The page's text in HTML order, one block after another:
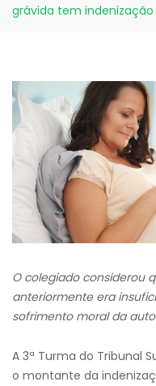
grávida tem
O colegiado considerou
anteriormente era
sofrimento moral da
A 3ª Turma do Tribunal
o montante da